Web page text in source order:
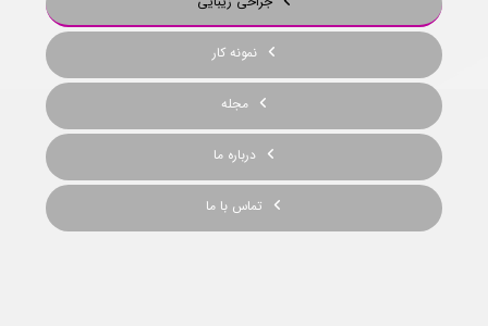
نمونه کار
مجله
درباره ما
تماس با ما